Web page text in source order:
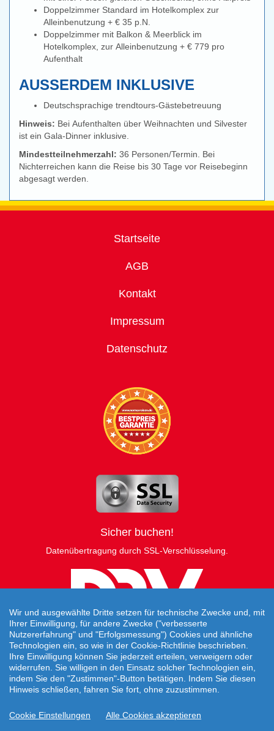
Doppelzimmer Standard im Hotelkomplex zur
Alleinbenutzung + € 35 p.N.
Doppelzimmer mit Balkon & Meerblick im
Hotelkomplex, zur Alleinbenutzung + € 779 pro
Aufenthalt
AUSSERDEM INKLUSIVE
Deutschsprachige trendtours-Gästebetreuung
Hinweis: Bei Aufenthalten über Weihnachten und Silvester
ist ein Gala-Dinner inklusive.
Mindestteilnehmerzahl: 36 Personen/Termin. Bei
Nichterreichen kann die Reise bis 30 Tage vor Reisebeginn
abgesagt werden.
Startseite
AGB
Kontakt
Impressum
Datenschutz
Sicher buchen!
Datenübertragung durch SSL-Verschlüsselung.
Travelcheck © 2026
Wir und ausgewählte Dritte setzen für technische Zwecke und, mit
Ihrer Einwilligung, für andere Zwecke ("verbesserte
Nutzererfahrung" und "Erfolgsmessung") Cookies und ähnliche
Technologien ein, so wie in der Cookie-Richtlinie beschrieben.
Ihre Einwilligung können Sie jederzeit erteilen, verweigern oder
widerrufen. Sie willigen in den Einsatz solcher Technologien ein,
indem Sie den "Zustimmen"-Button betätigen. Indem Sie diesen
Hinweis schließen, fahren Sie fort, ohne zuzustimmen.
Cookie Einstellungen Alle Cookies akzeptieren